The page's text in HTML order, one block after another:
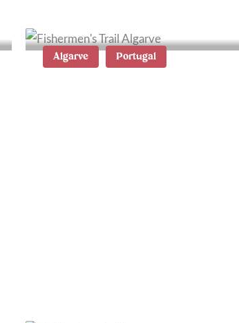
Algarve Portugal